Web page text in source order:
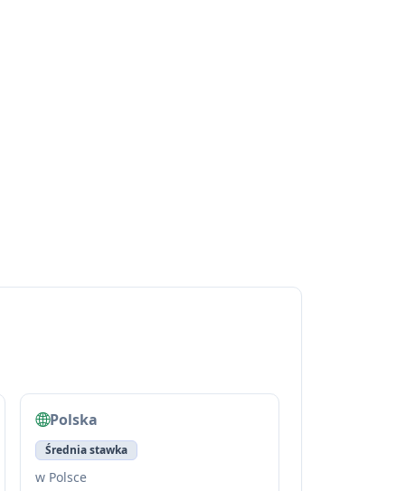
Polska
Średnia stawka
w Polsce